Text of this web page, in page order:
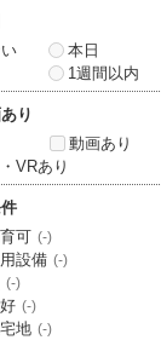
本日
1週間以内
り
動画あり
VRあり
可 (-)
設備 (-)
(-)
(-)
地 (-)